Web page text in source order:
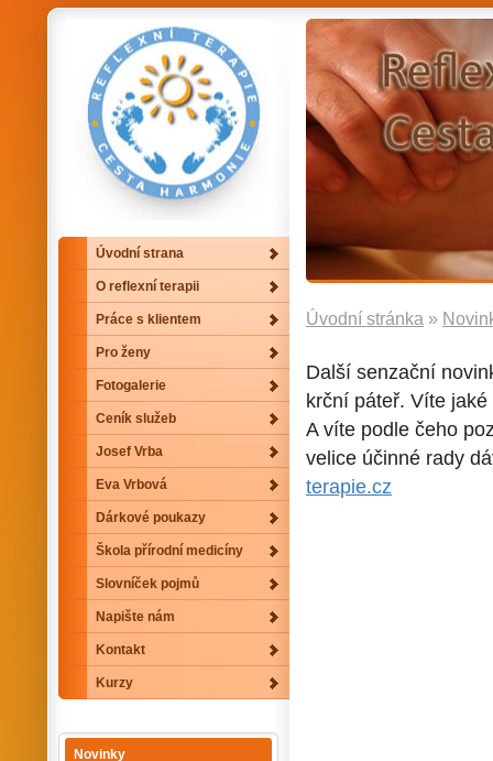
Úvodní stránka »
Další senzační
krční páteř. Víte
A víte podle čeho
velice účinné rady
terapie.cz
Úvodní strana
O reflexní terapii
Práce s klientem
Pro ženy
Fotogalerie
Ceník služeb
Josef Vrba
Eva Vrbová
Dárkové poukazy
Škola přírodní medicíny
Slovníček pojmů
Napište nám
Kontakt
Kurzy
Novinky